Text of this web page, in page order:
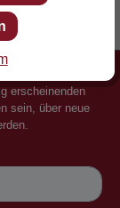
Jahre Erfahrung
erscheinenden
sein, über neue